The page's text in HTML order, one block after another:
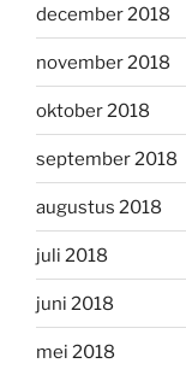
december 2018
november 2018
oktober 2018
september 2018
augustus 2018
juli 2018
juni 2018
mei 2018